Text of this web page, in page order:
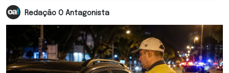
Redação O Antagonista